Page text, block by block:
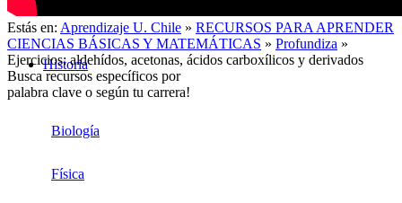
Historia
Estás en: Aprendizaje U. Chile » RECURSOS PARA APRENDER
CIENCIAS BÁSICAS Y MATEMÁTICAS » Profundiza »
Ejercicios: aldehídos, acetonas, ácidos carboxílicos y derivados
Busca recursos específicos por
palabra clave o según tu carrera!
Biología
Física